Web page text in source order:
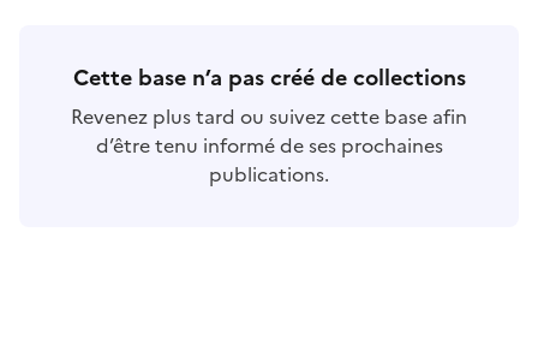
Cette base n’a pas créé de collections
Revenez plus tard ou suivez cette base afin
d’être tenu informé de ses prochaines
publications.